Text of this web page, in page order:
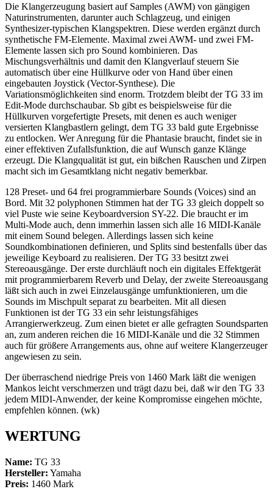
Die Klangerzeugung basiert auf Samples (AWM) von gängigen
Naturinstrumenten, darunter auch Schlagzeug, und einigen
Synthesizer-typischen Klangspektren. Diese werden ergänzt durch
synthetische FM-Elemente. Maximal zwei AWM- und zwei FM-
Elemente lassen sich pro Sound kombinieren. Das
Mischungsverhältnis und damit den Klangverlauf steuern Sie
automatisch über eine Hüllkurve oder von Hand über einen
eingebauten Joystick (Vector-Synthese). Die
Variationsmöglichkeiten sind enorm. Trotzdem bleibt der TG 33 im
Edit-Mode durchschaubar. Sb gibt es beispielsweise für die
Hüllkurven vorgefertigte Presets, mit denen es auch weniger
versierten Klangbastlern gelingt, dem TG 33 bald gute Ergebnisse
zu entlocken. Wer Anregung für die Phantasie braucht, findet sie in
einer effektiven Zufallsfunktion, die auf Wunsch ganze Klänge
erzeugt. Die Klangqualität ist gut, ein bißchen Rauschen und Zirpen
macht sich im Gesamtklang nicht negativ bemerkbar.
128 Preset- und 64 frei programmierbare Sounds (Voices) sind an
Bord. Mit 32 polyphonen Stimmen hat der TG 33 gleich doppelt so
viel Puste wie seine Keyboardversion SY-22. Die braucht er im
Multi-Mode auch, denn immerhin lassen sich alle 16 MIDI-Kanäle
mit einem Sound belegen. Allerdings lassen sich keine
Soundkombinationen definieren, und Splits sind bestenfalls über das
jeweilige Keyboard zu realisieren. Der TG 33 besitzt zwei
Stereoausgänge. Der erste durchläuft noch ein digitales Effektgerät
mit programmierbarem Reverb und Delay, der zweite Stereoausgang
läßt sich auch in zwei Einzelausgänge umfunktionieren, um die
Sounds im Mischpult separat zu bearbeiten. Mit all diesen
Funktionen ist der TG 33 ein sehr leistungsfähiges
Arrangierwerkzeug. Zum einen bietet er alle gefragten Soundsparten
an, zum anderen reichen die 16 MIDI-Kanäle und die 32 Stimmen
auch für größere Arrangements aus, ohne auf weitere Klangerzeuger
angewiesen zu sein.
Der überraschend niedrige Preis von 1460 Mark läßt die wenigen
Mankos leicht verschmerzen und trägt dazu bei, daß wir den TG 33
jedem MIDI-Anwender, der keine Kompromisse eingehen möchte,
empfehlen können. (wk)
WERTUNG
Name: TG 33
Hersteller: Yamaha
Preis: 1460 Mark